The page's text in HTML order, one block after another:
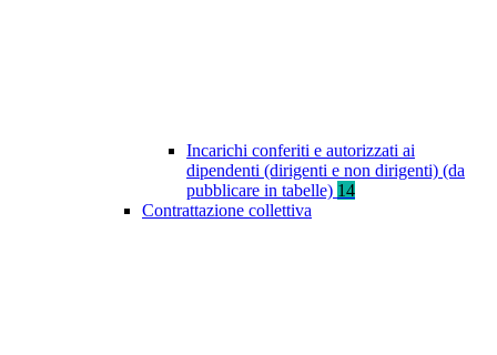
Incarichi conferiti e autorizzati ai
dipendenti (dirigenti e non dirigenti) (da
pubblicare in tabelle) 14
Contrattazione collettiva